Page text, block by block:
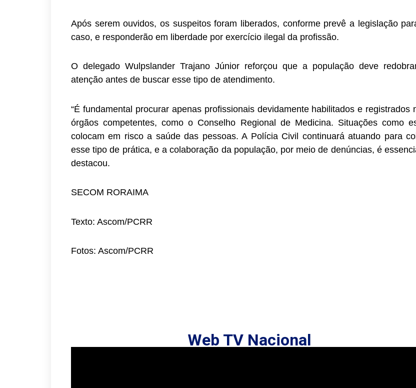
Após serem ouvidos, os suspeitos foram liberados, conforme prevê a legislação
caso, e responderão em liberdade por exercício ilegal da profissão.
O delegado Wulpslander Trajano Júnior reforçou que a população deve
atenção antes de buscar esse tipo de atendimento.
“É fundamental procurar apenas profissionais devidamente habilitados e registrados
órgãos competentes, como o Conselho Regional de Medicina. Situações como
colocam em risco a saúde das pessoas. A Polícia Civil continuará atuando para
esse tipo de prática, e a colaboração da população, por meio de denúncias, é
destacou.
SECOM RORAIMA
Texto: Ascom/PCRR
Fotos: Ascom/PCRR
Web TV Nacional